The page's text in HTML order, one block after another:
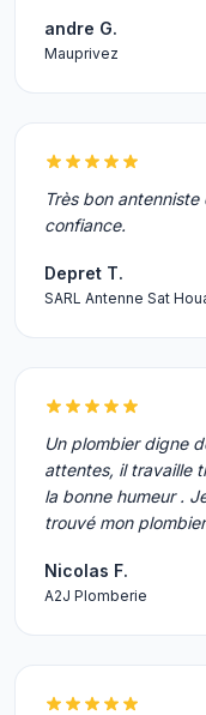
andre G.
Mauprivez
Très bon
confiance.
Depret T.
SARL Antenne Sat
Un plombier digne
attentes, il travaille
la bonne humeur .
trouvé mon
Nicolas F.
A2J Plomberie